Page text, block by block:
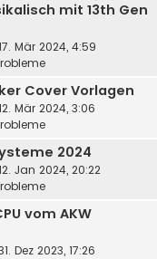
mit 13th Gen
Mär 2024, 4:59
Cover Vorlagen
Mär 2024, 3:06
2024
Jan 2024, 20:22
vom AKW
Dez 2023, 17:26